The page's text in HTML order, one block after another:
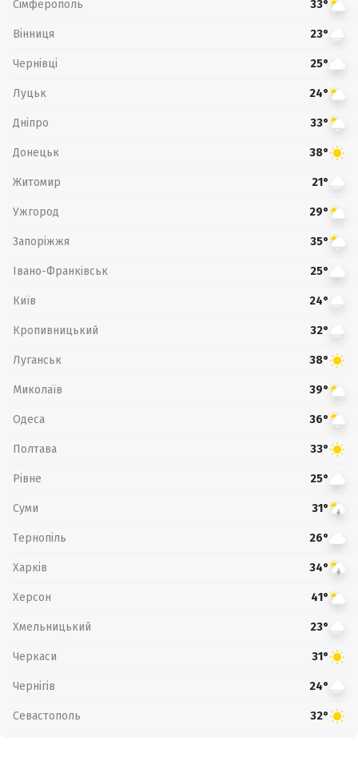
Сімферополь 33°
Вінниця 23°
Чернівці 25°
Луцьк 24°
Дніпро 33°
Донецьк 38°
Житомир 21°
Ужгород 29°
Запоріжжя 35°
Івано-Франківськ 25°
Київ 24°
Кропивницький 32°
Луганськ 38°
Миколаїв 39°
Одеса 36°
Полтава 33°
Рівне 25°
Суми 31°
Тернопіль 26°
Харків 34°
Херсон 41°
Хмельницький 23°
Черкаси 31°
Чернігів 24°
Севастополь 32°